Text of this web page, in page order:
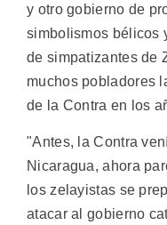
y otro gobierno de
simbolismos bélicos
de simpatizantes de
muchos pobladores
de la Contra en los
"Antes, la Contra
Nicaragua, ahora
los zelayistas se
atacar al gobierno